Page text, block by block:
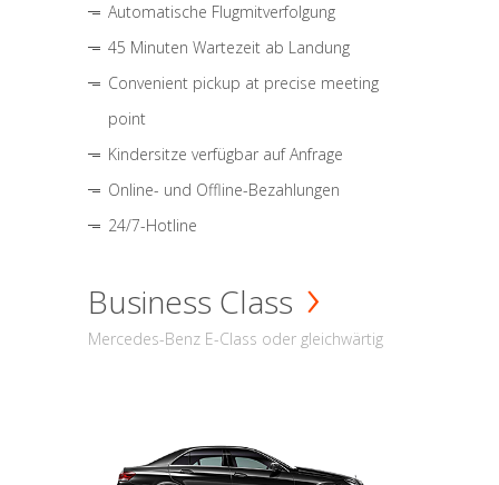
Automatische Flugmitverfolgung
45 Minuten Wartezeit ab Landung
Convenient pickup at precise meeting
point
Kindersitze verfügbar auf Anfrage
Online- und Offline-Bezahlungen
24/7-Hotline
Business Class
Mercedes-Benz E-Class oder gleichwärtig